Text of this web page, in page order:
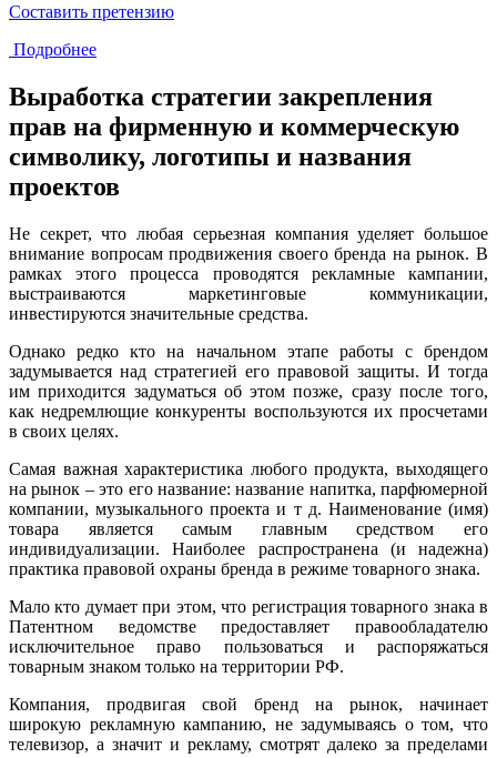
Составить претензию
Подробнее
Выработка стратегии закрепления
прав на фирменную и коммерческую
символику, логотипы и названия
проектов
Не секрет, что любая серьезная компания уделяет большое
внимание вопросам продвижения своего бренда на рынок. В
рамках этого процесса проводятся рекламные кампании,
выстраиваются маркетинговые коммуникации,
инвестируются значительные средства.
Однако редко кто на начальном этапе работы с брендом
задумывается над стратегией его правовой защиты. И тогда
им приходится задуматься об этом позже, сразу после того,
как недремлющие конкуренты воспользуются их просчетами
в своих целях.
Самая важная характеристика любого продукта, выходящего
на рынок – это его название: название напитка, парфюмерной
компании, музыкального проекта и т д. Наименование (имя)
товара является самым главным средством его
индивидуализации. Наиболее распространена (и надежна)
практика правовой охраны бренда в режиме товарного знака.
Мало кто думает при этом, что регистрация товарного знака в
Патентном ведомстве предоставляет правообладателю
исключительное право пользоваться и распоряжаться
товарным знаком только на территории РФ.
Компания, продвигая свой бренд на рынок, начинает
широкую рекламную кампанию, не задумываясь о том, что
телевизор, а значит и рекламу, смотрят далеко за пределами